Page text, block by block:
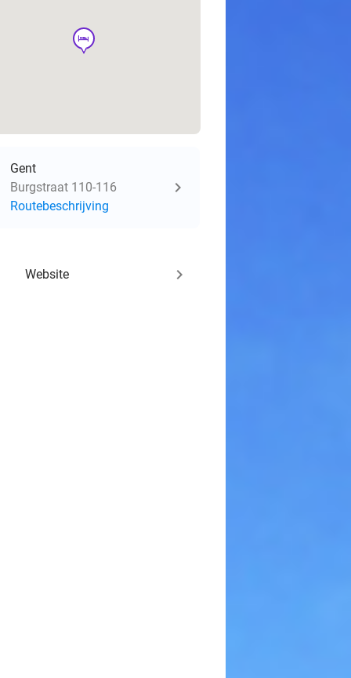
hotel
Gent
Burgstraat 110-116
Routebeschrijving
Website keyboard_arrow_right